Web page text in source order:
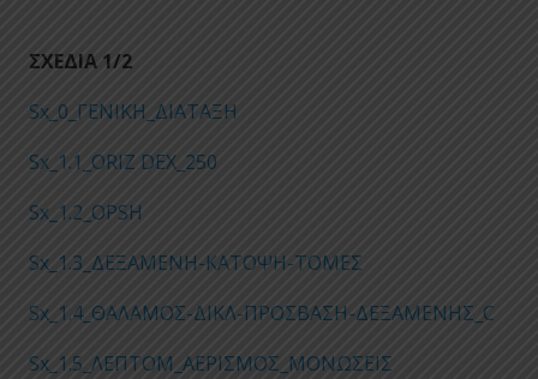
ΣΧΕΔΙΑ 1/2
Sx_0_ΓΕΝΙΚΗ_ΔΙΑΤΑΞΗ
Sx_1.1_ORIZ DEX_250
Sx_1.2_OPSH
Sx_1.3_ΔΕΞΑΜΕΝΗ-ΚΑΤΟΨΗ-ΤΟΜΕΣ
Sx_1.4_ΘΑΛΑΜΟΣ-ΔΙΚΛ-ΠΡΟΣΒΑΣΗ-ΔΕΞΑΜΕΝΗΣ_C
Sx_1.5_ΛΕΠΤΟΜ_ΑΕΡΙΣΜΟΣ_ΜΟΝΩΣΕΙΣ